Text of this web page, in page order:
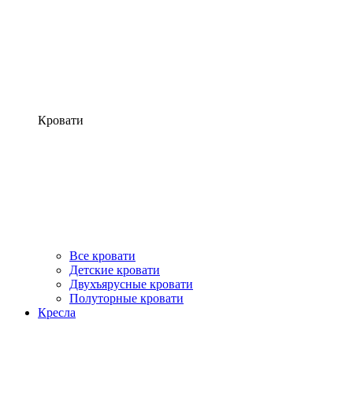
Кровати
Все кровати
Детские кровати
Двухъярусные кровати
Полуторные кровати
Кресла